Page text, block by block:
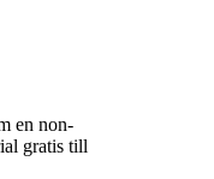
en non-
gratis till